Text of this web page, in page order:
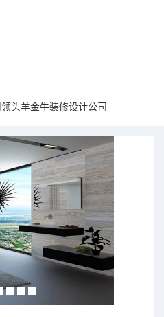
头羊金牛装修设计公司